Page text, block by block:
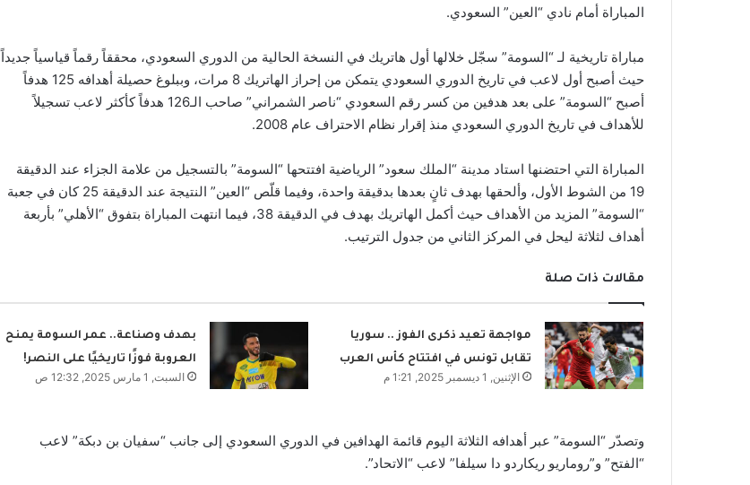
المباراة أمام نادي “العين” السعودي.
مباراة تاريخية لـ “السومة” سجّل خلالها أول هاتريك في النسخة الحالية من الدوري السعودي، محققاً رقماً قياسياً جديداً
حيث أصبح أول لاعب في تاريخ الدوري السعودي يتمكن من إحراز الهاتريك 8 مرات، وببلوغ حصيلة أهدافه 125 هدفاً
أصبح “السومة” على بعد هدفين من كسر رقم السعودي “ناصر الشمراني” صاحب الـ126 هدفاً كأكثر لاعب تسجيلاً
للأهداف في تاريخ الدوري السعودي منذ إقرار نظام الاحتراف عام 2008.
المباراة التي احتضنها استاد مدينة “الملك سعود” الرياضية افتتحها “السومة” بالتسجيل من علامة الجزاء عند الدقيقة
19 من الشوط الأول، وألحقها بهدف ثانٍ بعدها بدقيقة واحدة، وفيما قلّص “العين” النتيجة عند الدقيقة 25 كان في جعبة
“السومة” المزيد من الأهداف حيث أكمل الهاتريك بهدف في الدقيقة 38، فيما انتهت المباراة بتفوق “الأهلي” بأربعة
أهداف لثلاثة ليحل في المركز الثاني من جدول الترتيب.
مقالات ذات صلة
مواجهة تعيد ذكرى الفوز .. سوريا
تقابل تونس في افتتاح كأس العرب
الإثنين, 1 ديسمبر 2025, 1:21 م
بهدف وصناعة.. عمر السومة يمنح
العروبة فوزًا تاريخيًا على النصر!
السبت, 1 مارس 2025, 12:32 ص
وتصدّر “السومة” عبر أهدافه الثلاثة اليوم قائمة الهدافين في الدوري السعودي إلى جانب “سفيان بن دبكة” لاعب
“الفتح” و”روماريو ريكاردو دا سيلفا” لاعب “الاتحاد”.